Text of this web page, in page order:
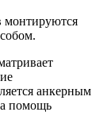
монтируются
анкерным
помощь